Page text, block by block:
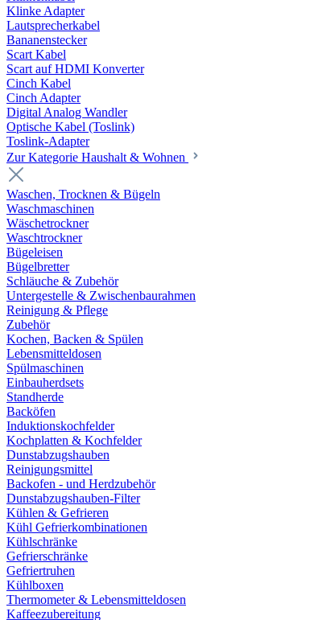
Klinke Adapter
Lautsprecherkabel
Bananenstecker
Scart Kabel
Scart auf HDMI Konverter
Cinch Kabel
Cinch Adapter
Digital Analog Wandler
Optische Kabel (Toslink)
Toslink-Adapter
Zur Kategorie Haushalt & Wohnen
Waschen, Trocknen & Bügeln
Waschmaschinen
Wäschetrockner
Waschtrockner
Bügeleisen
Bügelbretter
Schläuche & Zubehör
Untergestelle & Zwischenbaurahmen
Reinigung & Pflege
Zubehör
Kochen, Backen & Spülen
Lebensmitteldosen
Spülmaschinen
Einbauherdsets
Standherde
Backöfen
Induktionskochfelder
Kochplatten & Kochfelder
Dunstabzugshauben
Reinigungsmittel
Backofen - und Herdzubehör
Dunstabzugshauben-Filter
Kühlen & Gefrieren
Kühl Gefrierkombinationen
Kühlschränke
Gefrierschränke
Gefriertruhen
Kühlboxen
Thermometer & Lebensmitteldosen
Kaffeezubereitung